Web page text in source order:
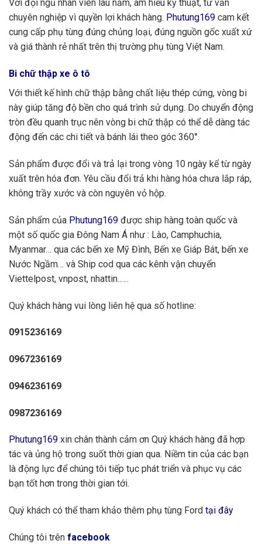
Với đội ngũ nhân viên lâu năm, am hiểu kỹ thuật, tư vấn
chuyên nghiệp vì quyền lợi khách hàng. Phutung169 cam kết
cung cấp phụ tùng đúng chủng loại, đúng nguồn gốc xuất xứ
và giá thành rẻ nhất trên thị trường phụ tùng Việt Nam.
Bi chữ thập xe ô tô
Với thiết kế hình chữ thập bằng chất liệu thép cứng, vòng bi
này giúp tăng độ bền cho quá trình sử dụng. Do chuyển động
tròn đều quanh trục nên vòng bi chữ thập có thể dễ dàng tác
động đến các chi tiết và bánh lái theo góc 360°.
Sản phẩm được đổi và trả lại trong vòng 10 ngày kể từ ngày
xuất trên hóa đơn. Yêu cầu đổi trả khi hàng hóa chưa lắp ráp,
không trầy xước và còn nguyên vỏ hộp.
Sản phẩm của Phutung169 được ship hàng toàn quốc và
một số quốc gia Đông Nam Á như : Lào, Camphuchia,
Myanmar… qua các bến xe Mỹ Đình, Bến xe Giáp Bát, bến xe
Nước Ngầm… và Ship cod qua các kênh vận chuyển
Viettelpost, vnpost, nhattin..….
Quý khách hàng vui lòng liên hệ qua số hotline:
0915236169
0967236169
0946236169
0987236169
Phutung169 xin chân thành cảm ơn Quý khách hàng đã hợp
tác và ủng hộ trong suốt thời gian qua. Niềm tin của các bạn
là động lực để chúng tôi tiếp tục phát triển và phục vụ các
bạn tốt hơn trong thời gian tới.
Quý khách có thể tham khảo thêm phụ tùng Ford tại đây
Chúng tôi trên facebook